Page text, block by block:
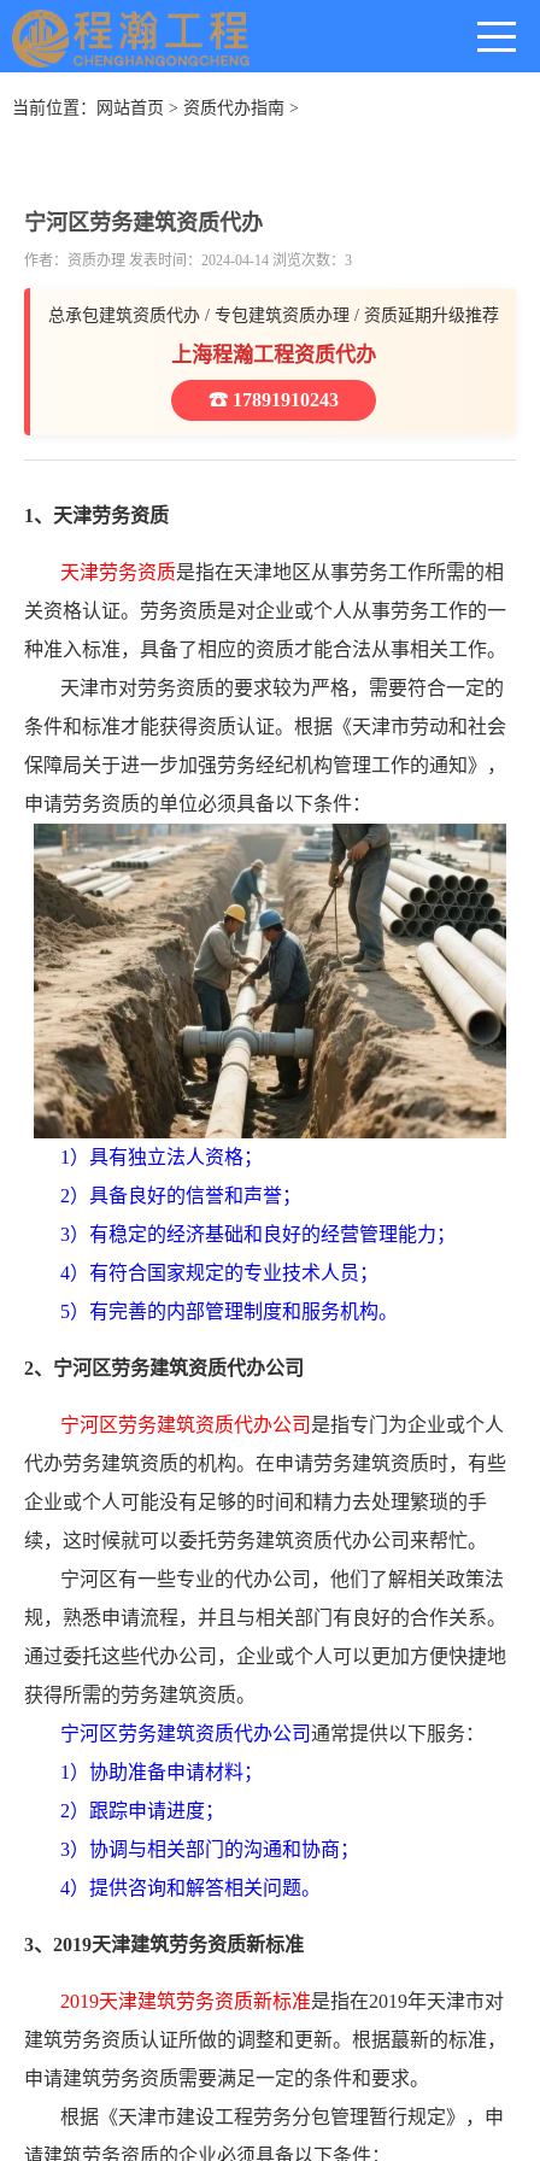
当前位置： 网站首页 > 资质代办指南 >
宁河区劳务建筑资质代办
作者：资质办理 发表时间：2024-04-14 浏览次数：3
总承包建筑资质代办 / 专包建筑资质办理 / 资质延期升级推荐
上海程瀚工程资质代办
☎ 17891910243
1、天津劳务资质
天津劳务资质是指在天津地区从事劳务工作所需的相
关资格认证。劳务资质是对企业或个人从事劳务工作的一
种准入标准，具备了相应的资质才能合法从事相关工作。
天津市对劳务资质的要求较为严格，需要符合一定的
条件和标准才能获得资质认证。根据《天津市劳动和社会
保障局关于进一步加强劳务经纪机构管理工作的通知》，
申请劳务资质的单位必须具备以下条件：
1）具有独立法人资格；
2）具备良好的信誉和声誉；
3）有稳定的经济基础和良好的经营管理能力；
4）有符合国家规定的专业技术人员；
5）有完善的内部管理制度和服务机构。
2、宁河区劳务建筑资质代办公司
宁河区劳务建筑资质代办公司 是指专门为企业或个人
代办劳务建筑资质的机构。在申请劳务建筑资质时，有些
企业或个人可能没有足够的时间和精力去处理繁琐的手
续，这时候就可以委托劳务建筑资质代办公司来帮忙。
宁河区有一些专业的代办公司，他们了解相关政策法
规，熟悉申请流程，并且与相关部门有良好的合作关系。
通过委托这些代办公司，企业或个人可以更加方便快捷地
获得所需的劳务建筑资质。
宁河区劳务建筑资质代办公司通常提供以下服务：
1）协助准备申请材料；
2）跟踪申请进度；
3）协调与相关部门的沟通和协商；
4）提供咨询和解答相关问题。
3、2019天津建筑劳务资质新标准
2019天津建筑劳务资质新标准是指在2019年天津市对
建筑劳务资质认证所做的调整和更新。根据蕞新的标准，
申请建筑劳务资质需要满足一定的条件和要求。
根据《天津市建设工程劳务分包管理暂行规定》，申
请建筑劳务资质的企业必须具备以下条件：